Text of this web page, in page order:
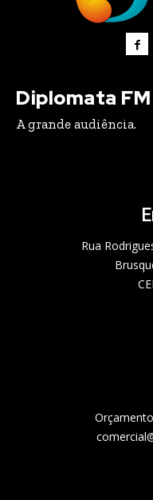
Diplomata FM
A grande audiência.
Rua